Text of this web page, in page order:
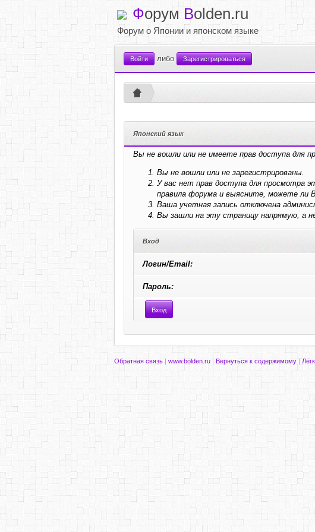
Форум Bolden.ru
Форум о Японии и японском языке
Войти либо Зарегистрироваться
Японский язык
Вы не вошли или не имеете прав доступа для
Вы не вошли или не зарегистрированы.
У вас нет прав доступа для просмотра
правила форума и выясните, можете ли
Ваша учетная запись отключена
Вы зашли на эту страницу напрямую, а
Вход
Логин/Email:
Пароль:
Обратная связь | www.bolden.ru | Вернуться к содержимому|